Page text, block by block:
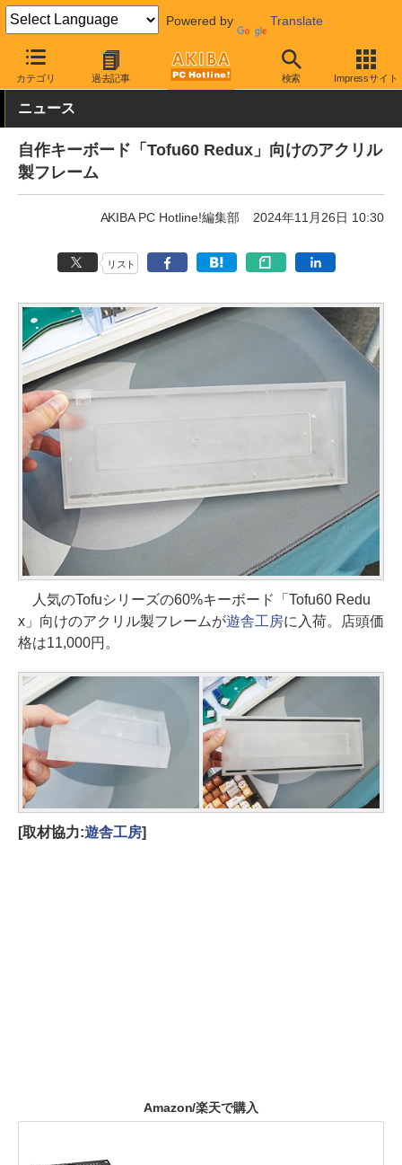
Powered by Translate
カテゴリ 過去記事 検索 Impressサイト
AKIBA PC Hotline! PC周辺機器 キーボード キーボード関連ア
ニュース
自作キーボード「Tofu60 Redux」向けのアクリル
製フレーム
AKIBA PC Hotline!編集部 2024年11月26日 10:30
リスト
人気のTofuシリーズの60%キーボード「Tofu60 Redu
x」向けのアクリル製フレームが遊舎工房に入荷。店頭価
格は11,000円。
[取材協力:遊舎工房]
Amazon/楽天で購入